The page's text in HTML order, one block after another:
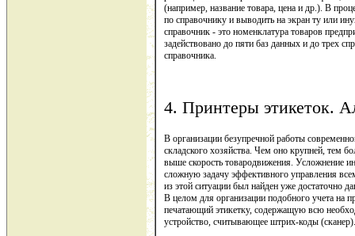
(например, название товара, цена и др.). В
по справочнику и выводить на экран ту или
справочник - это номенклатура товаров
задействовано до пяти баз данных и до трех
справочника.
4. Принтеры этикеток.
В организации безупречной работы
складского хозяйства. Чем оно крупней, тем
выше скорость товародвижения. Усложнение
сложную задачу эффективного управления
из этой ситуации был найден уже достаточно
В целом для организации подобного учета на
печатающий этикетку, содержащую всю
устройство, считывающее штрих-коды (сканер).